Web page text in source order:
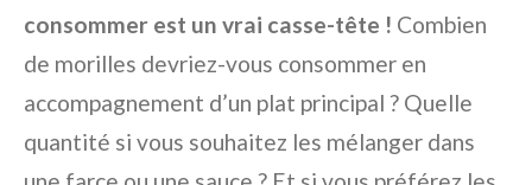
consommer est un vrai casse-tête ! Combien
de morilles devriez-vous consommer en
accompagnement d’un plat principal ? Quelle
quantité si vous souhaitez les mélanger dans